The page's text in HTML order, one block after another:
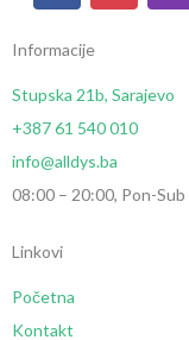
Informacije
Stupska 21b, Sarajevo
+387 61 540 010
info@alldys.ba
08:00 – 20:00, Pon-Sub
Linkovi
Početna
Kontakt